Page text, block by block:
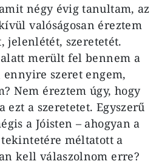
négy évig tanultam, az
valóságosan éreztem
jelenlétét, szeretetét.
merült fel bennem a
ennyire szeret engem,
Nem éreztem úgy, hogy
a szeretetet. Egyszerű
a Jóisten – ahogyan a
méltatott a
kell válaszolnom erre?